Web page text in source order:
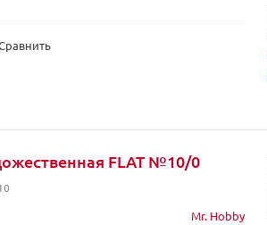
FLAT №10/0
Mr. Hobby